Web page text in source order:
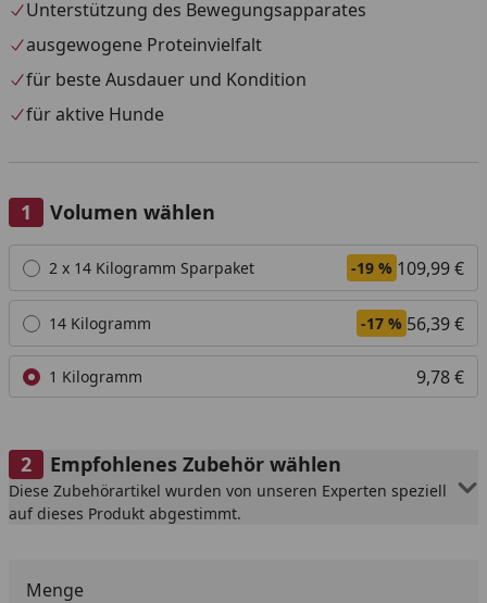
Unterstützung des Bewegungsapparates
ausgewogene Proteinvielfalt
für beste Ausdauer und Kondition
für aktive Hunde
Volumen wählen
Alle anzeigen (3)
2 x 14 Kilogramm Sparpaket -19 % 109,99 €
14 Kilogramm -17 % 56,39 €
1 Kilogramm 9,78 €
Empfohlenes Zubehör wählen
Diese Zubehörartikel wurden von unseren Experten speziell
auf dieses Produkt abgestimmt.
Menge